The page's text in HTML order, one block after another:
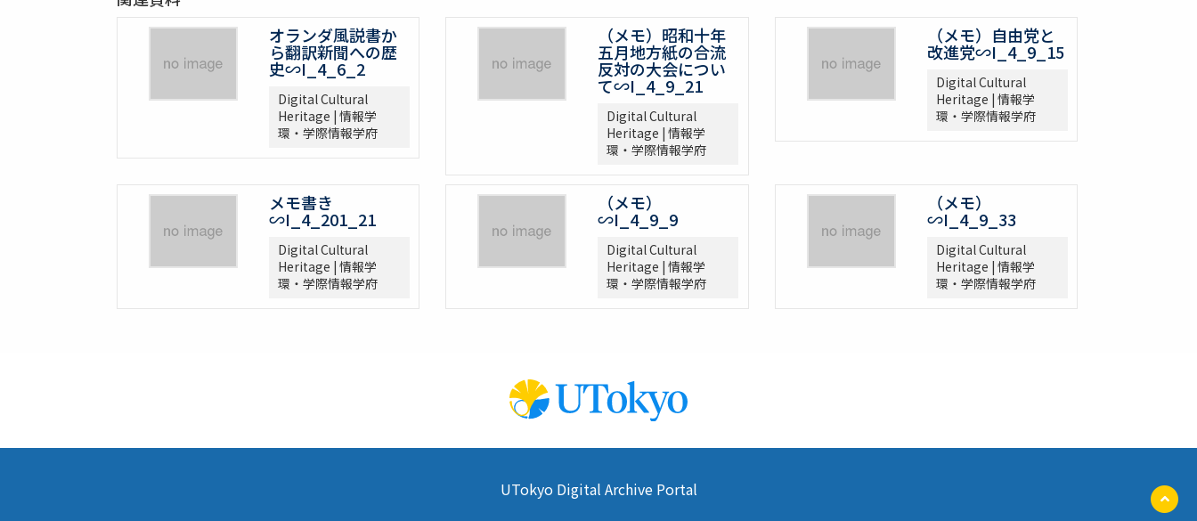
オランダ風説書か
ら翻訳新聞への歴
史∽I_4_6_2
Digital Cultural
Heritage | 情報学
環・学際情報学府
（メモ）昭和十年
五月地方紙の合流
反対の大会につい
て∽I_4_9_21
Digital Cultural
Heritage | 情報学
環・学際情報学府
（メモ）自由党と
改進党∽I_4_9_15
Digital Cultural
Heritage | 情報学
環・学際情報学府
メモ書き
∽I_4_201_21
Digital Cultural
Heritage | 情報学
環・学際情報学府
（メモ）
∽I_4_9_9
Digital Cultural
Heritage | 情報学
環・学際情報学府
（メモ）
∽I_4_9_33
Digital Cultural
Heritage | 情報学
環・学際情報学府
UTokyo Digital Archive Portal